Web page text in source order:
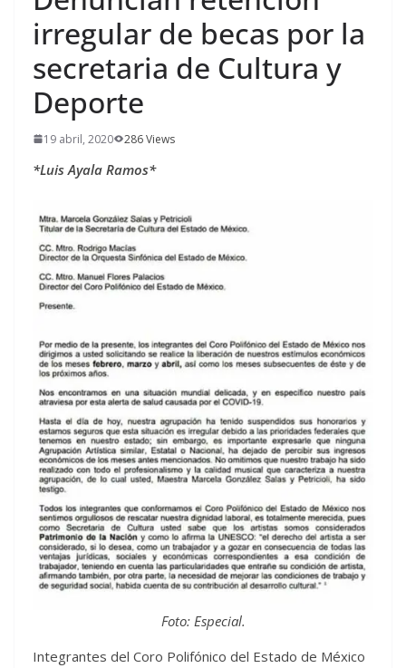
irregular de becas por la
secretaria de Cultura y
Deporte
19 abril, 2020 286 Views
*Luis Ayala Ramos*
Foto: Especial.
Integrantes del Coro Polifónico del Estado de México